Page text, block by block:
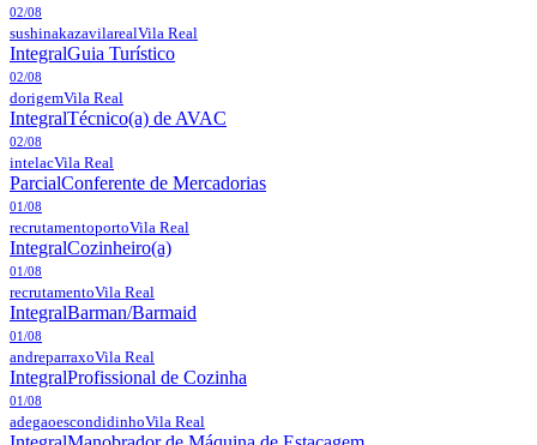
02/08
sushinakazavilarealVila Real
IntegralGuia Turístico
02/08
dorigemVila Real
IntegralTécnico(a) de AVAC
02/08
intelacVila Real
ParcialConferente de Mercadorias
01/08
recrutamentoportoVila Real
IntegralCozinheiro(a)
01/08
recrutamentoVila Real
IntegralBarman/Barmaid
01/08
andreparraxoVila Real
IntegralProfissional de Cozinha
01/08
adegaoescondidinhoVila Real